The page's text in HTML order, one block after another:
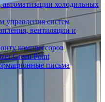
холодильных
управления систем
вентиляции и
компрессоров
Green Point
письма